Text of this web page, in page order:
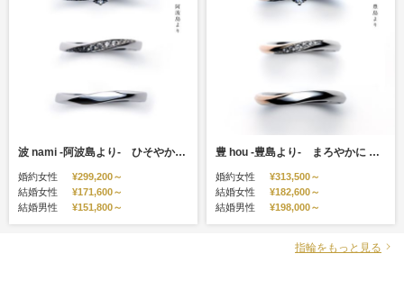
波 nami -阿波島より- ひそやかに ずっと たえまなく
婚約女性
¥299,200～
結婚女性
¥171,600～
結婚男性
¥151,800～
豊 hou -豊島より- まろやかに ふかく みちていく
婚約女性
¥313,500～
結婚女性
¥182,600～
結婚男性
¥198,000～
指輪をもっと見る